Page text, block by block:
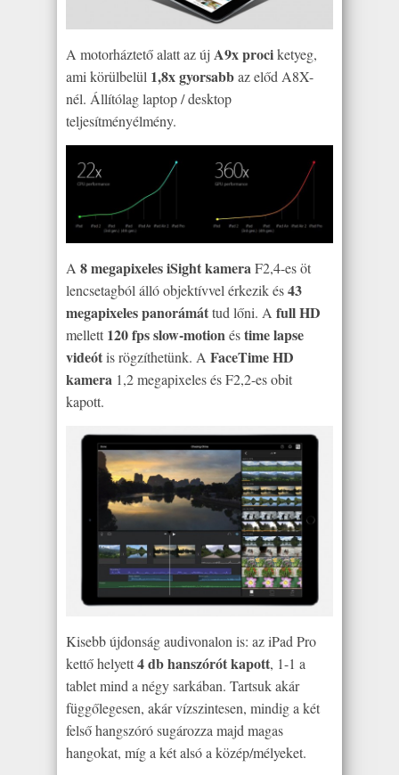
A motorháztető alatt az új A9x prociketyeg,
ami körülbelül 1,8x gyorsabbaz előd A8X-
nél. Állítólag laptop / desktop
teljesítményélmény.
A 8 megapixeles iSight kameraF2,4-es öt
lencsetagból álló objektívvel érkezik és43
megapixeles panorámáttud lőni. A full HD
mellett 120 fps slow-motionéstime lapse
videótis rögzíthetünk. A FaceTime HD
kamera 1,2 megapixeles és F2,2-es obit
kapott.
Kisebb újdonság audivonalon is: az iPad Pro
kettő helyett4 db hanszórót kapott, 1-1 a
tablet mind a négy sarkában. Tartsuk akár
függőlegesen, akár vízszintesen, mindig a két
felső hangszóró sugározza majd magas
hangokat, míg a két alsó a közép/mélyeket.